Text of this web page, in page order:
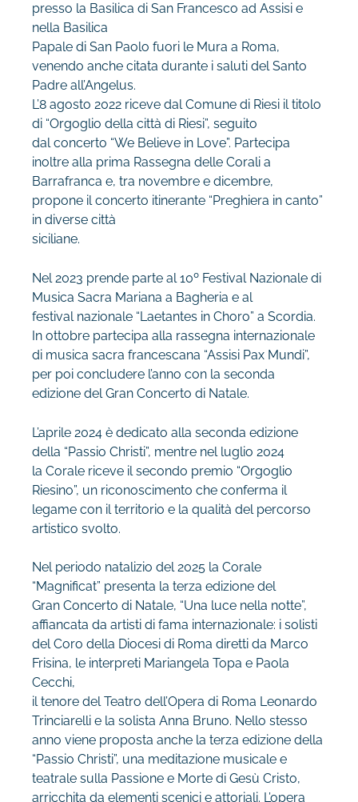
presso la Basilica di San Francesco ad Assisi e
nella Basilica
Papale di San Paolo fuori le Mura a Roma,
venendo anche citata durante i saluti del Santo
Padre all’Angelus.
L’8 agosto 2022 riceve dal Comune di Riesi il titolo
di “Orgoglio della città di Riesi”, seguito
dal concerto “We Believe in Love”. Partecipa
inoltre alla prima Rassegna delle Corali a
Barrafranca e, tra novembre e dicembre,
propone il concerto itinerante “Preghiera in canto”
in diverse città
siciliane.
Nel 2023 prende parte al 10º Festival Nazionale di
Musica Sacra Mariana a Bagheria e al
festival nazionale “Laetantes in Choro” a Scordia.
In ottobre partecipa alla rassegna internazionale
di musica sacra francescana “Assisi Pax Mundi”,
per poi concludere l’anno con la seconda
edizione del Gran Concerto di Natale.
L’aprile 2024 è dedicato alla seconda edizione
della “Passio Christi”, mentre nel luglio 2024
la Corale riceve il secondo premio “Orgoglio
Riesino”, un riconoscimento che conferma il
legame con il territorio e la qualità del percorso
artistico svolto.
Nel periodo natalizio del 2025 la Corale
“Magnificat” presenta la terza edizione del
Gran Concerto di Natale, “Una luce nella notte”,
affiancata da artisti di fama internazionale: i solisti
del Coro della Diocesi di Roma diretti da Marco
Frisina, le interpreti Mariangela Topa e Paola
Cecchi,
il tenore del Teatro dell’Opera di Roma Leonardo
Trinciarelli e la solista Anna Bruno. Nello stesso
anno viene proposta anche la terza edizione della
“Passio Christi”, una meditazione musicale e
teatrale sulla Passione e Morte di Gesù Cristo,
arricchita da elementi scenici e attoriali. L’opera